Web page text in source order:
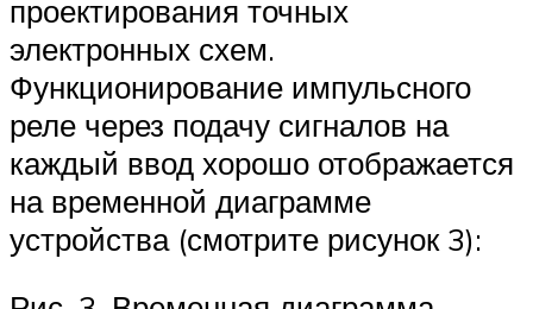
проектирования точных
электронных схем.
Функционирование импульсного
реле через подачу сигналов на
каждый ввод хорошо отображается
на временной диаграмме
устройства (смотрите рисунок 3):